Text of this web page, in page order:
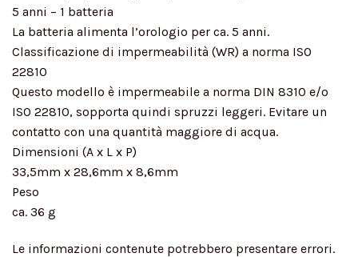
5 anni – 1 batteria
La batteria alimenta l’orologio per ca. 5 anni.
Classificazione di impermeabilità (WR) a norma ISO
22810
Questo modello è impermeabile a norma DIN 8310 e/o
ISO 22810, sopporta quindi spruzzi leggeri. Evitare un
contatto con una quantità maggiore di acqua.
Dimensioni (A x L x P)
33,5mm x 28,6mm x 8,6mm
Peso
ca. 36 g
Le informazioni contenute potrebbero presentare errori.